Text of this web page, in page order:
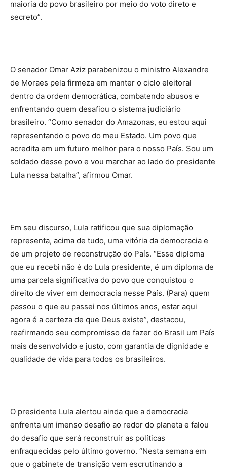
maioria do povo brasileiro por meio do voto direto e
secreto”.
O senador Omar Aziz parabenizou o ministro Alexandre
de Moraes pela firmeza em manter o ciclo eleitoral
dentro da ordem democrática, combatendo abusos e
enfrentando quem desafiou o sistema judiciário
brasileiro. “Como senador do Amazonas, eu estou aqui
representando o povo do meu Estado. Um povo que
acredita em um futuro melhor para o nosso País. Sou um
soldado desse povo e vou marchar ao lado do presidente
Lula nessa batalha”, afirmou Omar.
Em seu discurso, Lula ratificou que sua diplomação
representa, acima de tudo, uma vitória da democracia e
de um projeto de reconstrução do País. “Esse diploma
que eu recebi não é do Lula presidente, é um diploma de
uma parcela significativa do povo que conquistou o
direito de viver em democracia nesse País. (Para) quem
passou o que eu passei nos últimos anos, estar aqui
agora é a certeza de que Deus existe”, destacou,
reafirmando seu compromisso de fazer do Brasil um País
mais desenvolvido e justo, com garantia de dignidade e
qualidade de vida para todos os brasileiros.
O presidente Lula alertou ainda que a democracia
enfrenta um imenso desafio ao redor do planeta e falou
do desafio que será reconstruir as políticas
enfraquecidas pelo último governo. “Nesta semana em
que o gabinete de transição vem escrutinando a